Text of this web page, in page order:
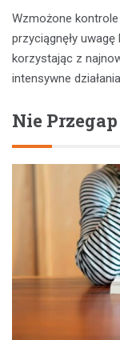
Wzmożone
przyciągnęły
korzystając z
intensywne
Nie Przegap